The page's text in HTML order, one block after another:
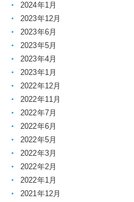
2024年1月
2023年12月
2023年6月
2023年5月
2023年4月
2023年1月
2022年12月
2022年11月
2022年7月
2022年6月
2022年5月
2022年3月
2022年2月
2022年1月
2021年12月